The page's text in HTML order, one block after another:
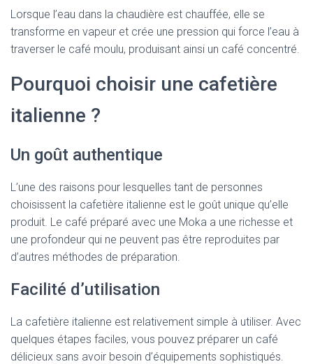
Lorsque l’eau dans la chaudière est chauffée, elle se
transforme en vapeur et crée une pression qui force l’eau à
traverser le café moulu, produisant ainsi un café concentré.
Pourquoi choisir une cafetière
italienne ?
Un goût authentique
L’une des raisons pour lesquelles tant de personnes
choisissent la cafetière italienne est le goût unique qu’elle
produit. Le café préparé avec une Moka a une richesse et
une profondeur qui ne peuvent pas être reproduites par
d’autres méthodes de préparation.
Facilité d’utilisation
La cafetière italienne est relativement simple à utiliser. Avec
quelques étapes faciles, vous pouvez préparer un café
délicieux sans avoir besoin d’équipements sophistiqués.